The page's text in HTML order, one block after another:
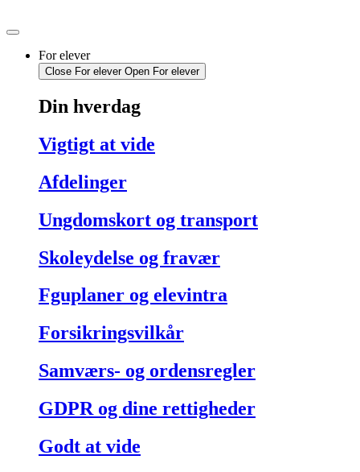
til
For elever
Close For elever Open For elever
Din hverdag
Vigtigt at vide
Afdelinger
Ungdomskort og transport
Skoleydelse og fravær
Fguplaner og elevintra
Forsikringsvilkår
Samværs- og ordensregler
GDPR og dine rettigheder
Godt at vide